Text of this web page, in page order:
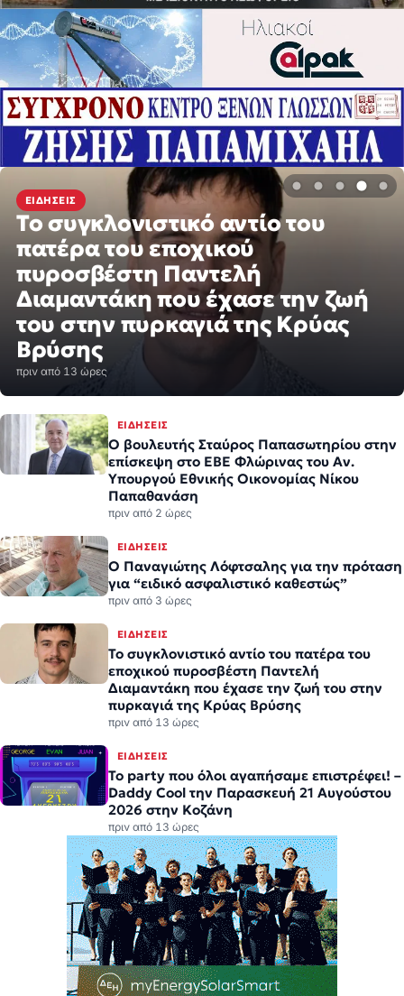
ΕΙΔΉΣΕΙΣ
Το συγκλονιστικό αντίο του
πατέρα του εποχικού
πυροσβέστη Παντελή
Διαμαντάκη που έχασε την ζωή
του στην πυρκαγιά της Κρύας
Βρύσης
πριν από 13 ώρες
ΕΙΔΉΣΕΙΣ
Ο βουλευτής Σταύρος Παπασωτηρίου στην
επίσκεψη στο ΕΒΕ Φλώρινας του Αν.
Υπουργού Εθνικής Οικονομίας Νίκου
Παπαθανάση
πριν από 2 ώρες
ΕΙΔΉΣΕΙΣ
Ο Παναγιώτης Λόφτσαλης για την πρόταση
για “ειδικό ασφαλιστικό καθεστώς”
πριν από 3 ώρες
ΕΙΔΉΣΕΙΣ
Το συγκλονιστικό αντίο του πατέρα του
εποχικού πυροσβέστη Παντελή
Διαμαντάκη που έχασε την ζωή του στην
πυρκαγιά της Κρύας Βρύσης
πριν από 13 ώρες
ΕΙΔΉΣΕΙΣ
Το party που όλοι αγαπήσαμε επιστρέφει! –
Daddy Cool την Παρασκευή 21 Αυγούστου
2026 στην Κοζάνη
πριν από 13 ώρες